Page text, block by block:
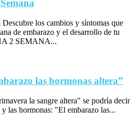
Descubre los cambios y síntomas que
de embarazo y el desarrollo de tu
2 SEMANA...
las hormonas altera”
la sangre altera" se podría decir
las hormonas: "El embarazo las...